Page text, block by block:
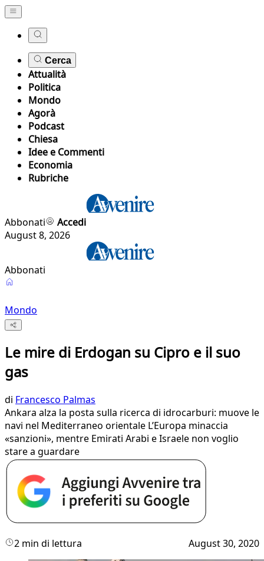
Cerca
Attualità
Politica
Mondo
Agorà
Podcast
Chiesa
Idee e Commenti
Economia
Rubriche
Abbonati
Accedi
August 8, 2026
Abbonati
Mondo
Le mire di Erdogan su Cipro e il suo
gas
di Francesco Palmas
Ankara alza la posta sulla ricerca di idrocarburi: muove le
navi nel Mediterraneo orientale L’Europa minaccia
«sanzioni», mentre Emirati Arabi e Israele non voglio
stare a guardare
2 min di lettura August 30, 2020